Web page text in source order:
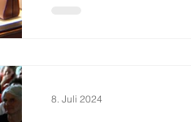
8. Juli 2024